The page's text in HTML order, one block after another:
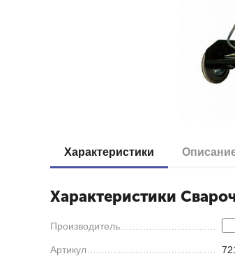
Характеристики
Характеристики
Производитель
Артикул